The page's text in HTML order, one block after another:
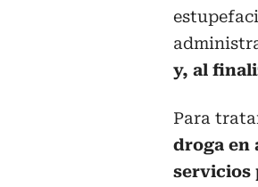
y, al
Para
droga en
servicios